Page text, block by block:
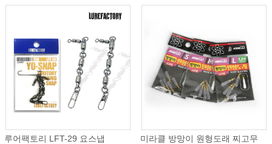
루어팩토리 LFT-29 요스냅
미라클 방망이 원형도래 찌고무